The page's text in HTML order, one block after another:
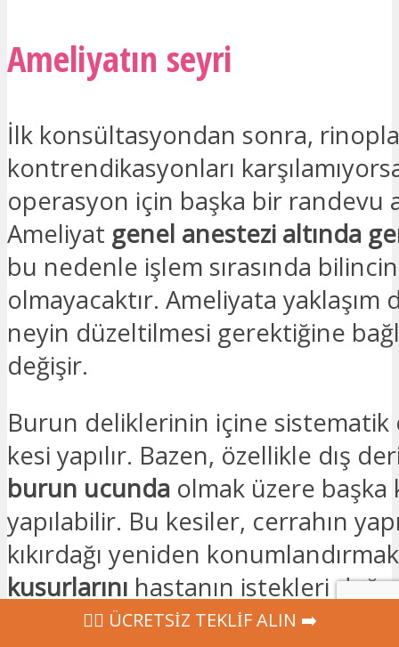
Ameliyatın seyri
İlk konsültasyondan sonra,
kontrendikasyonları
operasyon için başka bir randevu
Ameliyat genel anestezi altında
bu nedenle işlem sırasında
olmayacaktır. Ameliyata yaklaşım
neyin düzeltilmesi gerektiğine
değişir.
Burun deliklerinin içine sistematik
kesi yapılır. Bazen, özellikle dış
burun ucunda olmak üzere başka
yapılabilir. Bu kesiler, cerrahın
kıkırdağı yeniden
kusurlarını hastanın istekleri
düzeltmek için modüle etmesine
‍👩‍⚕ ÜCRETSİZ TEKLİF ALIN ➡️